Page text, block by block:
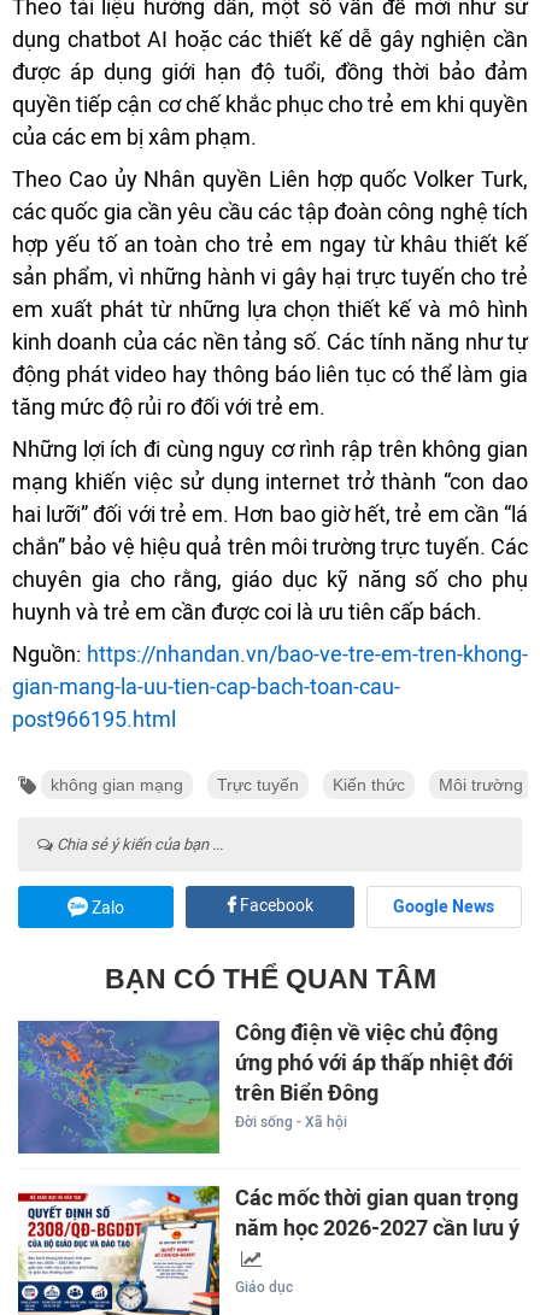
Theo tài liệu hướng dẫn, một số vấn đề mới như sử
dụng chatbot AI hoặc các thiết kế dễ gây nghiện cần
được áp dụng giới hạn độ tuổi, đồng thời bảo đảm
quyền tiếp cận cơ chế khắc phục cho trẻ em khi quyền
của các em bị xâm phạm.
Theo Cao ủy Nhân quyền Liên hợp quốc Volker Turk,
các quốc gia cần yêu cầu các tập đoàn công nghệ tích
hợp yếu tố an toàn cho trẻ em ngay từ khâu thiết kế
sản phẩm, vì những hành vi gây hại trực tuyến cho trẻ
em xuất phát từ những lựa chọn thiết kế và mô hình
kinh doanh của các nền tảng số. Các tính năng như tự
động phát video hay thông báo liên tục có thể làm gia
tăng mức độ rủi ro đối với trẻ em.
Những lợi ích đi cùng nguy cơ rình rập trên không gian
mạng khiến việc sử dụng internet trở thành “con dao
hai lưỡi” đối với trẻ em. Hơn bao giờ hết, trẻ em cần “lá
chắn” bảo vệ hiệu quả trên môi trường trực tuyến. Các
chuyên gia cho rằng, giáo dục kỹ năng số cho phụ
huynh và trẻ em cần được coi là ưu tiên cấp bách.
Nguồn: https://nhandan.vn/bao-ve-tre-em-tren-khong-
gian-mang-la-uu-tien-cap-bach-toan-cau-
post966195.html
không gian mạng Trực tuyến Kiến thức Môi trường
Chia sẻ ý kiến của bạn ...
Zalo Facebook Google News
BẠN CÓ THỂ QUAN TÂM
Công điện về việc chủ động
ứng phó với áp thấp nhiệt đới
trên Biển Đông
Đời sống - Xã hội
Các mốc thời gian quan trọng
năm học 2026-2027 cần lưu ý
Giáo dục